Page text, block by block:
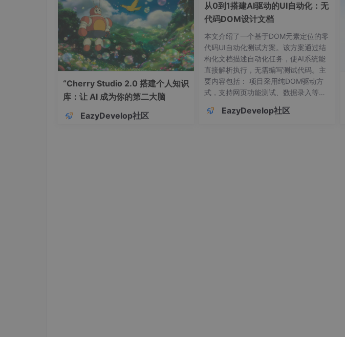
点击页面右侧的「公共空间」，切换至「数据资源」标签页，找到资源名称为
侧的「更多」按钮，选择「导出」选项；
“Cherry Studio 2.0 搭建个人知识
库：让 AI 成为你的第二大脑
EazyDevelop社区
从0到1搭建AI驱动的UI自动化：无
代码DOM设计文档
本文介绍了一个基于DOM元素定位的零
代码UI自动化测试方案。该方案通过结
构化文档描述自动化任务，使AI系统能
直接解析执行，无需编写测试代码。主
要内容包括： 项目采用纯DOM驱动方
式，支持网页功能测试、数据录入等场
结构 制定了DOM元素定位策略，包括6
EazyDevelop社区